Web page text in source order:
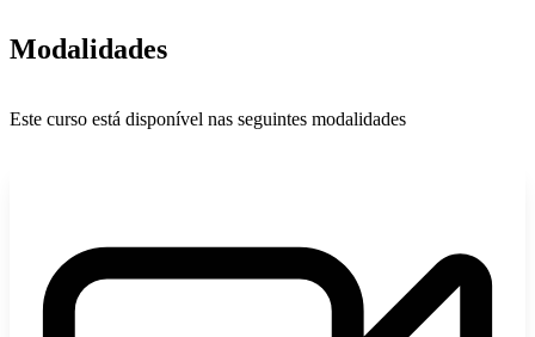
Modalidades
Este curso está disponível nas seguintes modalidades